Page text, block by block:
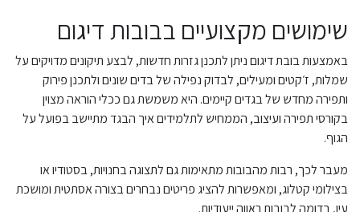
שימושים מקצועיים בבובות דיגום
באמצעות בובת דיגום ניתן לתכנן גזרות חדשות, לבצע תיקונים מדויקים על
שמלות, ז׳קטים ומעילים, לבדוק נפילה של בדים שונים ולתכנן פירוק
ותפירה מחדש של בגדים קיימים. היא משמשת גם ככלי הוראה מצוין
בקורסי תפירה ועיצוב, הממחיש לתלמידים איך הבגד מתיישב בפועל על
הגוף.
מעבר לכך, רבות מהבובות מתאימות גם לתצוגה בחנויות, בסטודיו או
בצילומי קטלוג, ומאפשרות להציג פריטים נבחרים בצורה אסתטית ומושכת
עין, בדומה לבובות ראווה ייעודיות.